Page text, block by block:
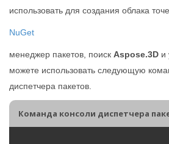
использовать для создания облака
NuGet
менеджер пакетов, поиск Aspose.3D и
можете использовать следующую
диспетчера пакетов.
Команда консоли диспетчера